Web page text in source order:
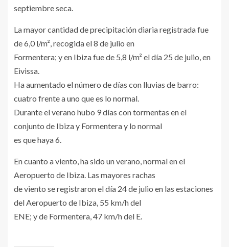
septiembre seca.
La mayor cantidad de precipitación diaria registrada fue
de 6,0 l/m², recogida el 8 de julio en
Formentera; y en Ibiza fue de 5,8 l/m² el día 25 de julio, en
Eivissa.
Ha aumentado el número de días con lluvias de barro:
cuatro frente a uno que es lo normal.
Durante el verano hubo 9 días con tormentas en el
conjunto de Ibiza y Formentera y lo normal
es que haya 6.
En cuanto a viento, ha sido un verano, normal en el
Aeropuerto de Ibiza. Las mayores rachas
de viento se registraron el día 24 de julio en las estaciones
del Aeropuerto de Ibiza, 55 km/h del
ENE; y de Formentera, 47 km/h del E.